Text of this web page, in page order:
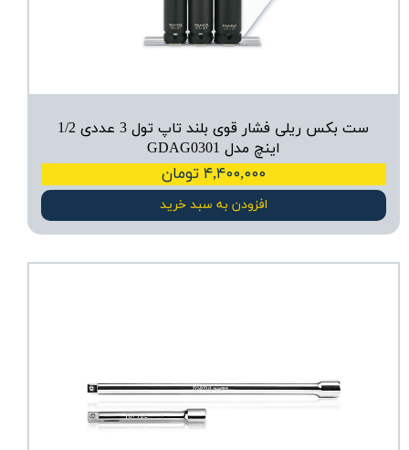
ست بکس ریلی فشار قوی بلند تاپ تول 3 عددی 1/2
اینچ مدل GDAG0301
۴,۴۰۰,۰۰۰ تومان
افزودن به سبد خرید